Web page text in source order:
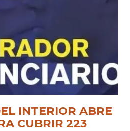
INTERIOR ABRE
CUBRIR 223